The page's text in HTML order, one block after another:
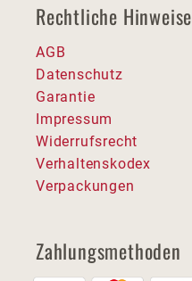
Rechtliche Hinweise
AGB
Datenschutz
Garantie
Impressum
Widerrufsrecht
Verhaltenskodex
Verpackungen
Zahlungsmethoden